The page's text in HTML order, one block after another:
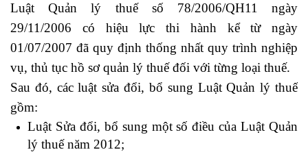
Luật Quản lý thuế số 78/2006/QH11 ngày
29/11/2006 có hiệu lực thi hành kể từ ngày
01/07/2007 đã quy định thống nhất quy trình nghiệp
vụ, thủ tục hồ sơ quản lý thuế đối với từng loại thuế.
Sau đó, các luật sửa đổi, bổ sung Luật Quản lý thuế
gồm:
Luật Sửa đổi, bổ sung một số điều của Luật Quản
lý thuế năm 2012;